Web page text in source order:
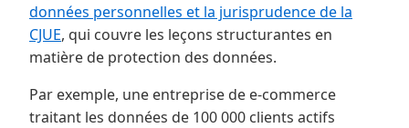
données personnelles et la jurisprudence de la
CJUE, qui couvre les leçons structurantes en
matière de protection des données.
Par exemple, une entreprise de e-commerce
traitant les données de 100 000 clients actifs